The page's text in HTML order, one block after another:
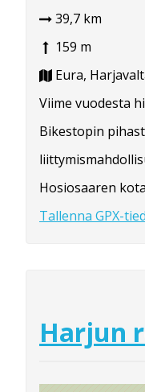
39,7 km
159 m
Eura,
Viime vuodesta
Bikestopin
Hosiosaaren
Tallenna GPX-
Harjun